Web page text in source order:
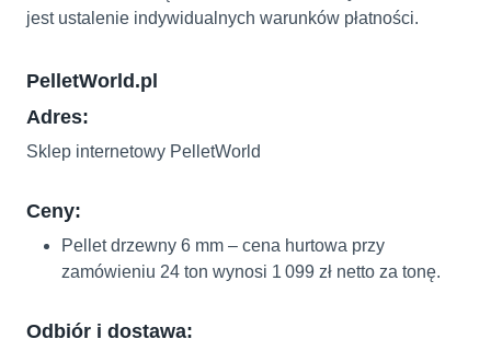
jest ustalenie indywidualnych warunków płatności.
PelletWorld.pl
Adres:
Sklep internetowy PelletWorld
Ceny:
Pellet drzewny 6 mm – cena hurtowa przy
zamówieniu 24 ton wynosi 1 099 zł netto za tonę.
Odbiór i dostawa: